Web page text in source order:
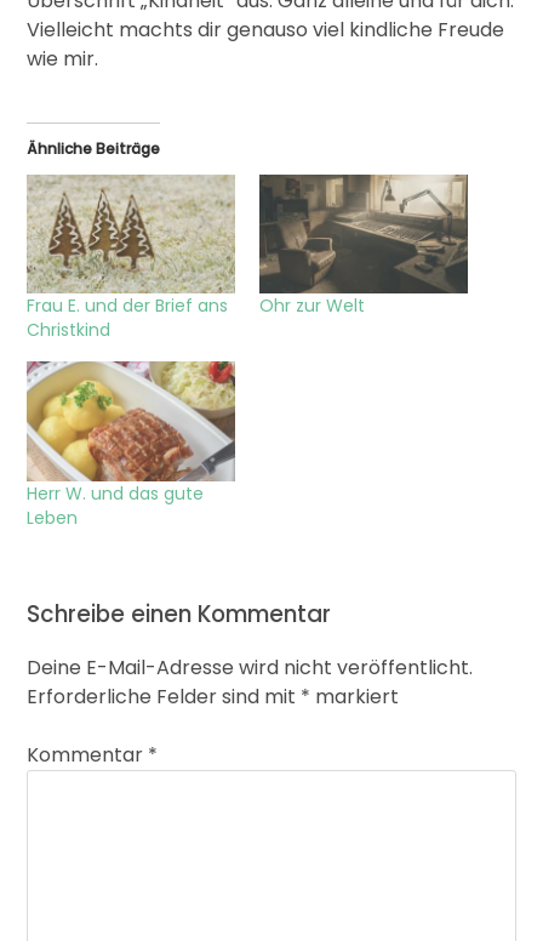
Vielleicht machts dir genauso viel kindliche Freude
wie mir.
Ähnliche Beiträge
Frau E. und der Brief ans
Christkind
Ohr zur Welt
Herr W. und das gute
Leben
Schreibe einen Kommentar
Deine E-Mail-Adresse wird nicht veröffentlicht.
Erforderliche Felder sind mit * markiert
Kommentar *